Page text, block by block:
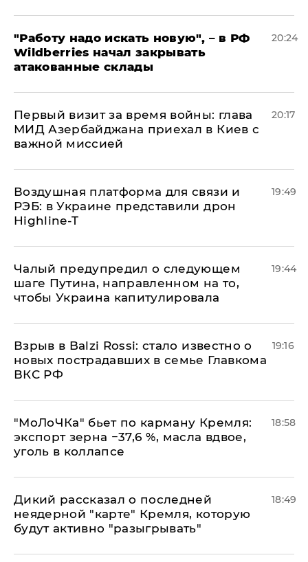
"Работу надо искать новую", – в РФ
Wildberries начал закрывать
атакованные склады
20:24
Первый визит за время войны: глава
МИД Азербайджана приехал в Киев с
важной миссией
20:17
Воздушная платформа для связи и
РЭБ: в Украине представили дрон
Highline-T
19:49
Чалый предупредил о следующем
шаге Путина, направленном на то,
чтобы Украина капитулировала
19:44
Взрыв в Balzi Rossi: стало известно о
новых пострадавших в семье Главкома
ВКС РФ
19:16
​"МоЛоЧКа" бьет по карману Кремля:
экспорт зерна −37,6 %, масла вдвое,
уголь в коллапсе
18:58
Дикий рассказал о последней
неядерной "карте" Кремля, которую
будут активно "разыгрывать"
18:49